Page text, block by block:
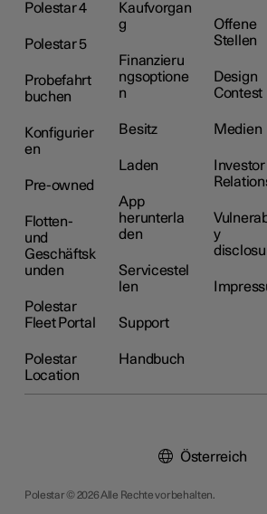
Polestar 4
Polestar 5
Probefahrt
buchen
Konfigurier
en
Pre-owned
Flotten-
und
Geschäftsk
unden
Polestar
Fleet Portal
Polestar
Location
Kaufvorgan
g
Finanzieru
ngsoptione
n
Besitz
Laden
App
herunterla
den
Servicestel
len
Support
Handbuch
Offene
Stellen
Design
Contest
Medien
Investor
y
Polestar © 2026 Alle Rechte vorbehalten.
Österreich